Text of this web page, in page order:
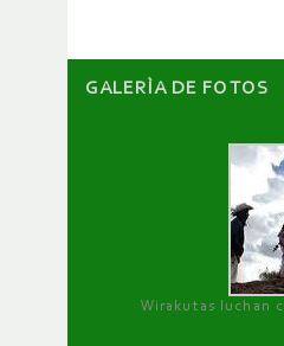
GALERÌA DE FOTOS
Wirakutas luchan